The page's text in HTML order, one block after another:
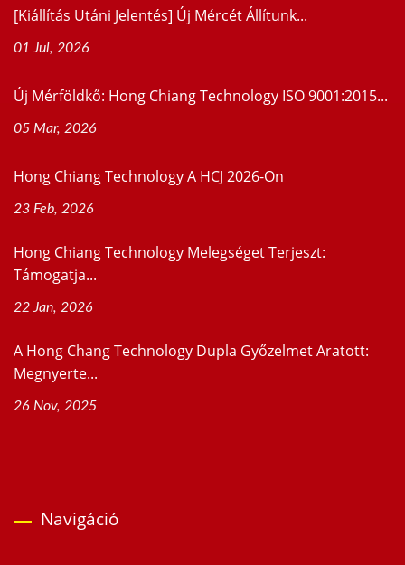
[Kiállítás Utáni Jelentés] Új Mércét Állítunk...
01 Jul, 2026
Új Mérföldkő: Hong Chiang Technology ISO 9001:2015...
05 Mar, 2026
Hong Chiang Technology A HCJ 2026-On
23 Feb, 2026
Hong Chiang Technology Melegséget Terjeszt:
Támogatja...
22 Jan, 2026
A Hong Chang Technology Dupla Győzelmet Aratott:
Megnyerte...
26 Nov, 2025
Navigáció